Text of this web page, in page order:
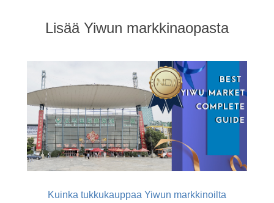
Lisää Yiwun markkinaopasta
Kuinka tukkukauppaa Yiwun markkinoilta